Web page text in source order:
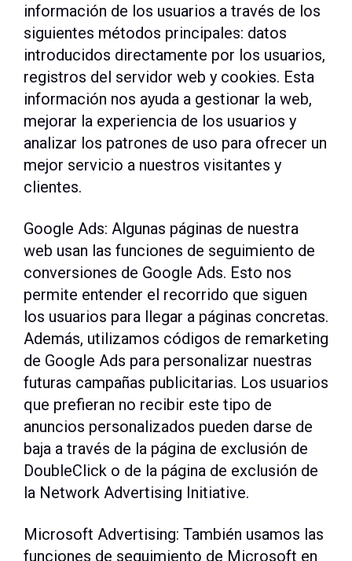
información de los usuarios a través de los
siguientes métodos principales: datos
introducidos directamente por los usuarios,
registros del servidor web y cookies. Esta
información nos ayuda a gestionar la web,
mejorar la experiencia de los usuarios y
analizar los patrones de uso para ofrecer un
mejor servicio a nuestros visitantes y
clientes.
Google Ads: Algunas páginas de nuestra
web usan las funciones de seguimiento de
conversiones de Google Ads. Esto nos
permite entender el recorrido que siguen
los usuarios para llegar a páginas concretas.
Además, utilizamos códigos de remarketing
de Google Ads para personalizar nuestras
futuras campañas publicitarias. Los usuarios
que prefieran no recibir este tipo de
anuncios personalizados pueden darse de
baja a través de la página de exclusión de
DoubleClick o de la página de exclusión de
la Network Advertising Initiative.
Microsoft Advertising: También usamos las
funciones de seguimiento de Microsoft en